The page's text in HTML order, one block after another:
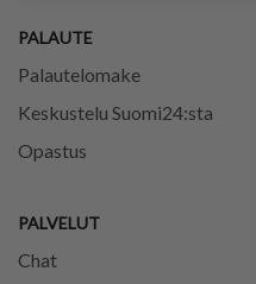
PALAUTE
Palautelomake
Keskustelu Suomi24:sta
Opastus
PALVELUT
Chat